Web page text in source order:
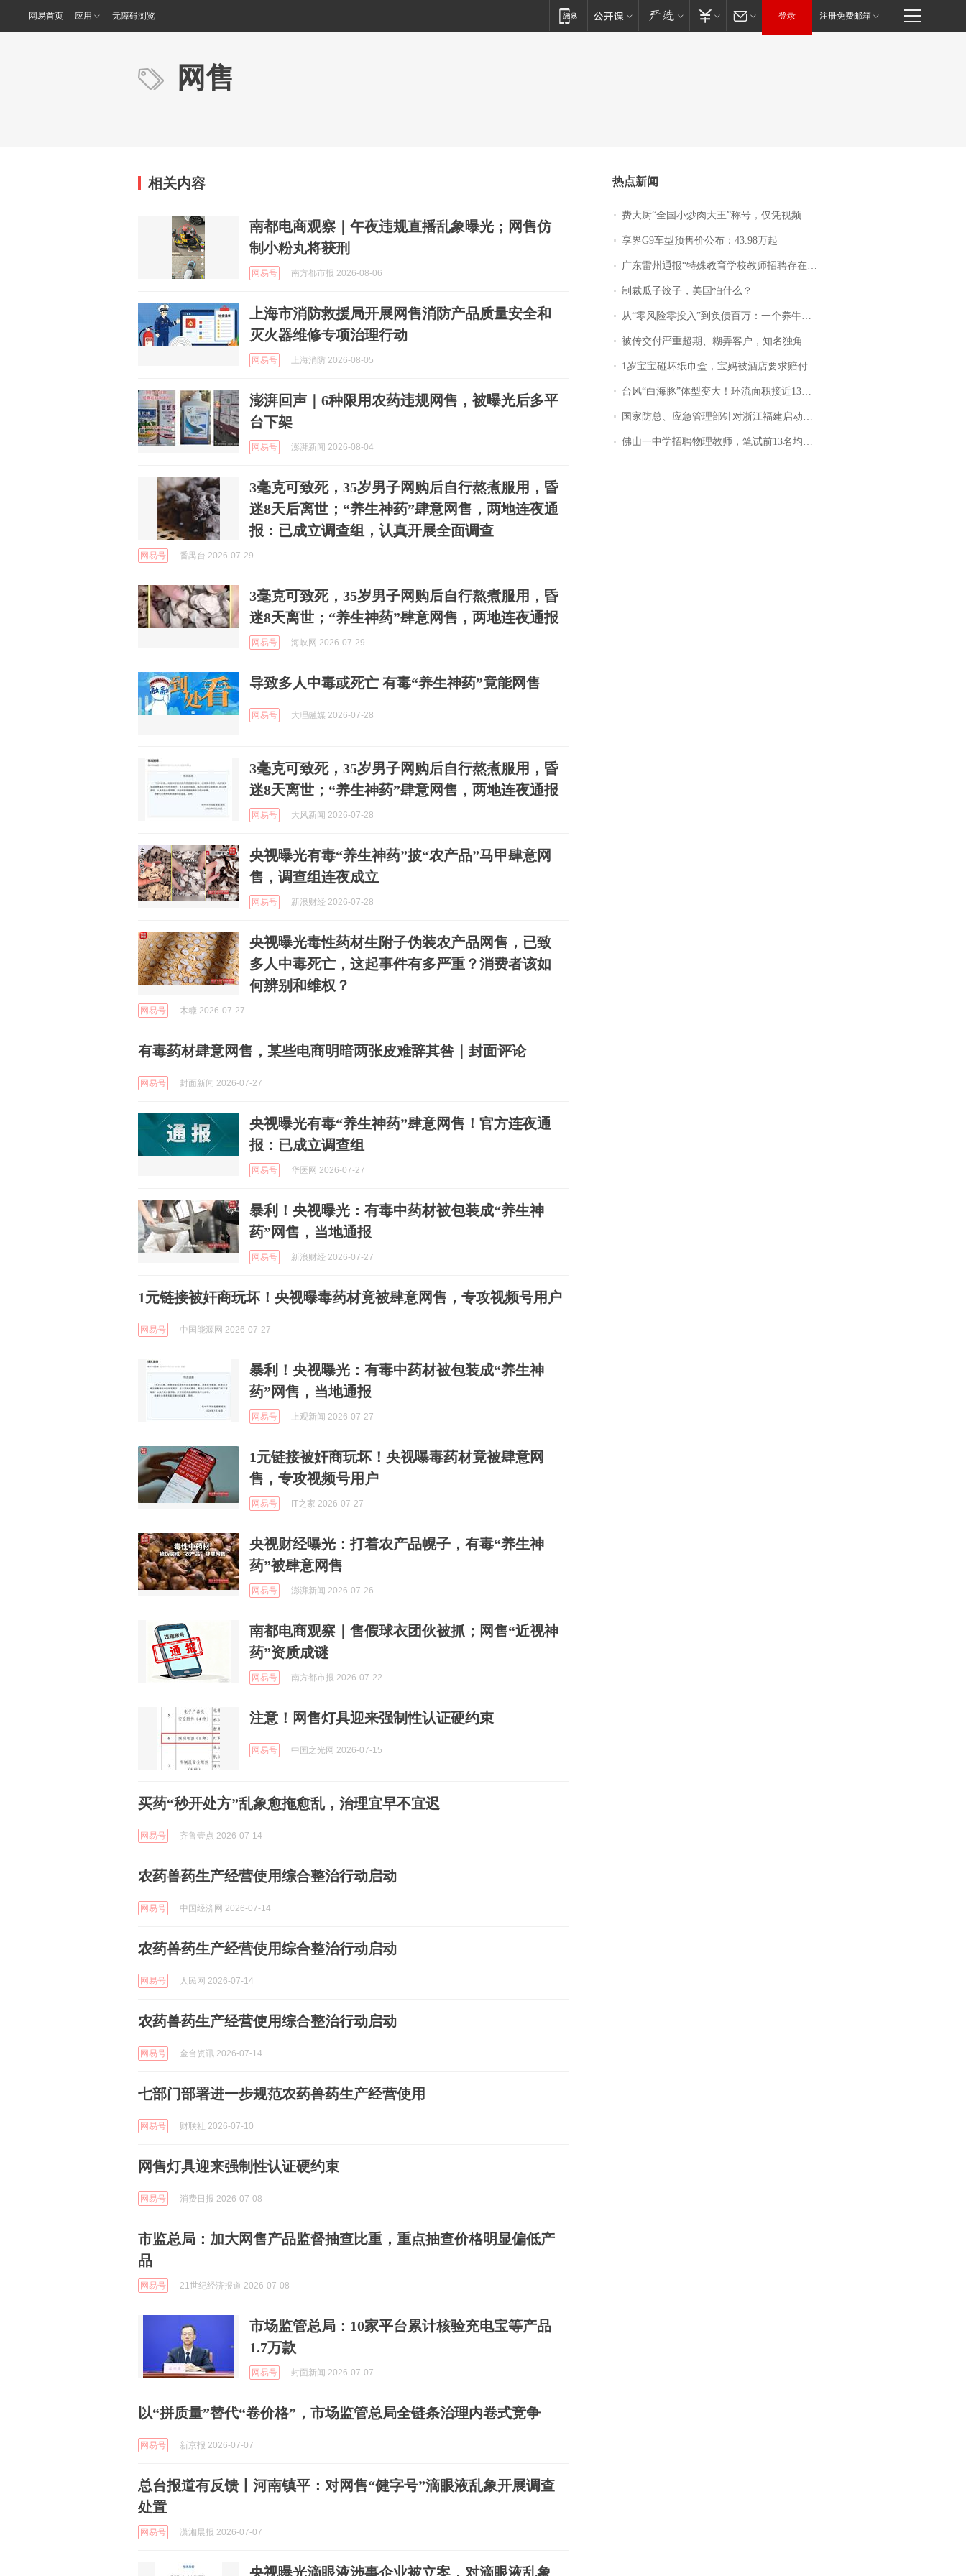
网易首页 应用 无障碍浏览 登录 注册免费邮箱
网售
相关内容
南都电商观察｜午夜违规直播乱象曝光；网售仿
制小粉丸将获刑
网易号 南方都市报 2026-08-06
上海市消防救援局开展网售消防产品质量安全和
灭火器维修专项治理行动
网易号 上海消防 2026-08-05
澎湃回声｜6种限用农药违规网售，被曝光后多平
台下架
网易号 澎湃新闻 2026-08-04
3毫克可致死，35岁男子网购后自行熬煮服用，昏
迷8天后离世；“养生神药”肆意网售，两地连夜通
报：已成立调查组，认真开展全面调查
网易号 番禺台 2026-07-29
3毫克可致死，35岁男子网购后自行熬煮服用，昏
迷8天离世；“养生神药”肆意网售，两地连夜通报
网易号 海峡网 2026-07-29
导致多人中毒或死亡 有毒“养生神药”竟能网售
网易号 大理融媒 2026-07-28
3毫克可致死，35岁男子网购后自行熬煮服用，昏
迷8天离世；“养生神药”肆意网售，两地连夜通报
网易号 大风新闻 2026-07-28
央视曝光有毒“养生神药”披“农产品”马甲肆意网
售，调查组连夜成立
网易号 新浪财经 2026-07-28
央视曝光毒性药材生附子伪装农产品网售，已致
多人中毒死亡，这起事件有多严重？消费者该如
何辨别和维权？
网易号 木糠 2026-07-27
有毒药材肆意网售，某些电商明暗两张皮难辞其咎｜封面评论
网易号 封面新闻 2026-07-27
央视曝光有毒“养生神药”肆意网售！官方连夜通
报：已成立调查组
网易号 华医网 2026-07-27
暴利！央视曝光：有毒中药材被包装成“养生神
药”网售，当地通报
网易号 新浪财经 2026-07-27
1元链接被奸商玩坏！央视曝毒药材竟被肆意网售，专攻视频号用户
网易号 中国能源网 2026-07-27
暴利！央视曝光：有毒中药材被包装成“养生神
药”网售，当地通报
网易号 上观新闻 2026-07-27
1元链接被奸商玩坏！央视曝毒药材竟被肆意网
售，专攻视频号用户
网易号 IT之家 2026-07-27
央视财经曝光：打着农产品幌子，有毒“养生神
药”被肆意网售
网易号 澎湃新闻 2026-07-26
南都电商观察｜售假球衣团伙被抓；网售“近视神
药”资质成谜
网易号 南方都市报 2026-07-22
注意！网售灯具迎来强制性认证硬约束
网易号 中国之光网 2026-07-15
买药“秒开处方”乱象愈拖愈乱，治理宜早不宜迟
网易号 齐鲁壹点 2026-07-14
农药兽药生产经营使用综合整治行动启动
网易号 中国经济网 2026-07-14
农药兽药生产经营使用综合整治行动启动
网易号 人民网 2026-07-14
农药兽药生产经营使用综合整治行动启动
网易号 金台资讯 2026-07-14
七部门部署进一步规范农药兽药生产经营使用
网易号 财联社 2026-07-10
网售灯具迎来强制性认证硬约束
网易号 消费日报 2026-07-08
市监总局：加大网售产品监督抽查比重，重点抽查价格明显偏低产
品
网易号 21世纪经济报道 2026-07-08
市场监管总局：10家平台累计核验充电宝等产品
1.7万款
网易号 封面新闻 2026-07-07
以“拼质量”替代“卷价格”，市场监管总局全链条治理内卷式竞争
网易号 新京报 2026-07-07
总台报道有反馈丨河南镇平：对网售“健字号”滴眼液乱象开展调查
处置
网易号 潇湘晨报 2026-07-07
央视曝光滴眼液涉事企业被立案，对滴眼液乱象
热点新闻
费大厨“全国小炒肉大王”称号，仅凭视频评出？中国烹饪协会回应
享界G9车型预售价公布：43.98万起
广东雷州通报“特殊教育学校教师招聘存在违规行为”：已启动问责程序 副校长被停职
制裁瓜子饺子，美国怕什么？
从“零风险零投入”到负债百万：一个养牛项目崩盘后，谁该为农户的贷款买单丨红星调查
被传交付严重超期、糊弄客户，知名独角兽车企创始人回应：都没证据，将依法采取措施，“本人长期与美国交管局保持沟通，对方表示肯定”
1岁宝宝碰坏纸巾盒，宝妈被酒店要求赔付924元！三亚一酒店回复：骨瓷定制！网友一查价格，吵翻了
台风“白海豚”体型变大！环流面积接近13个浙江那么大
国家防总、应急管理部针对浙江福建启动防汛防台风四级应急响应
佛山一中学招聘物理教师，笔试前13名均遭淘汰？教育局：已叫停招聘，成立调查组全面核查